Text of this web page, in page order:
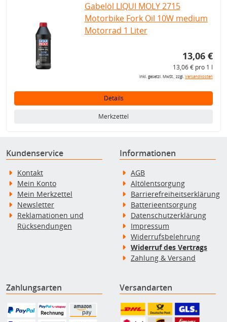
Gabelöl LIQUI MOLY 2715
Motorbike Fork Oil 10W medium
Motorrad 1 Liter
13,06 €
13,06 € pro 1 l
inkl. gesetzl. MwSt., zzgl.Versandkosten
Details
Merkzettel
Kundenservice
Kontakt
Mein Konto
Mein Merkzettel
Newsletter
Reklamationen und
Rücksendungen
Informationen
AGB
Altölentsorgung
Barrierefreiheitserklärung
Batterieentsorgung
Datenschutzerklärung
Impressum
Widerrufsbelehrung
Widerruf des Vertrags
Zahlung & Versand
Zahlungsarten Versandarten